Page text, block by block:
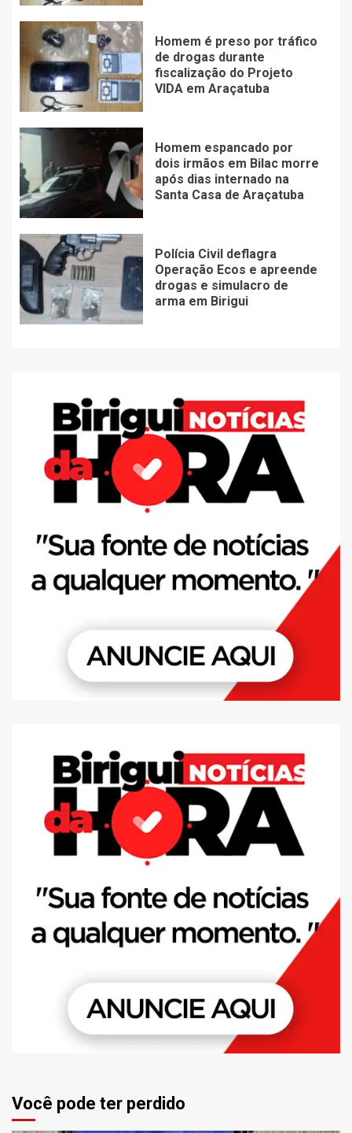
Homem é preso por tráfico
de drogas durante
fiscalização do Projeto
VIDA em Araçatuba
Homem espancado por
dois irmãos em Bilac morre
após dias internado na
Santa Casa de Araçatuba
Polícia Civil deflagra
Operação Ecos e apreende
drogas e simulacro de
arma em Birigui
Você pode ter perdido